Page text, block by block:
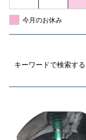
今月のお休み